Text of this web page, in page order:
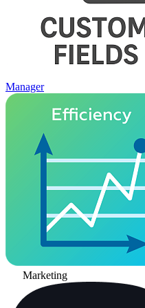
Manager
Marketing